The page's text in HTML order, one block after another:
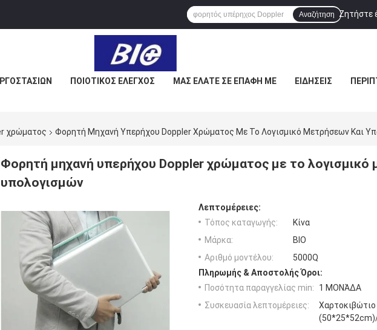
Ζητήστε
Αναζήτηση
ΠΟΙΟΤΙΚΌΣ ΈΛΕΓΧΟΣ ΜΑΣ ΕΛΆΤΕ ΣΕ ΕΠΑΦΉ ΜΕ ΕΙΔΉΣΕΙΣ
χρώματος Φορητή Μηχανή Υπερήχου Doppler Χρώματος Με Το Λογισμικό Μετρήσεων Και
Φορητή μηχανή υπερήχου Doppler χρώματος με το λογισμικό
υπολογισμών
Λεπτομέρειες:
Τόπος καταγωγής:
Κίνα
Μάρκα:
BIO
Αριθμό μοντέλου:
5000Q
Πληρωμής & Αποστολής Όροι:
Ποσότητα παραγγελίας min:
1 ΜΟΝΆΔΑ
Συσκευασία λεπτομέρειες:
Χαρτοκιβώτιο